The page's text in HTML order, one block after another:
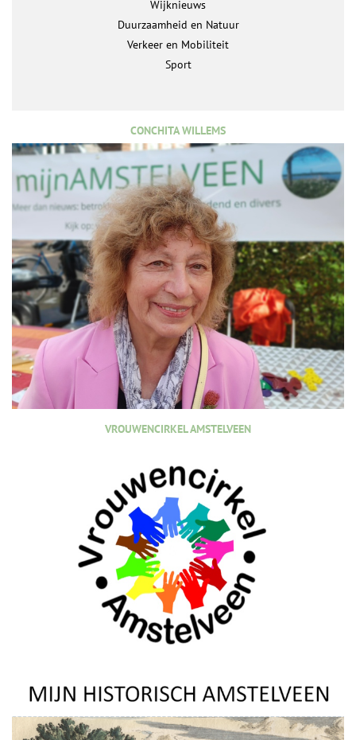
Wijknieuws
Duurzaamheid en Natuur
Verkeer en Mobiliteit
Sport
CONCHITA WILLEMS
VROUWENCIRKEL AMSTELVEEN